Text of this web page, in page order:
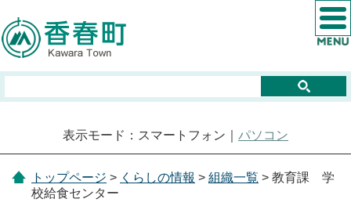
表示モード：スマートフォン｜ パソコン
トップページ > くらしの情報 > 組織一覧 > 教育課 学
校給食センター